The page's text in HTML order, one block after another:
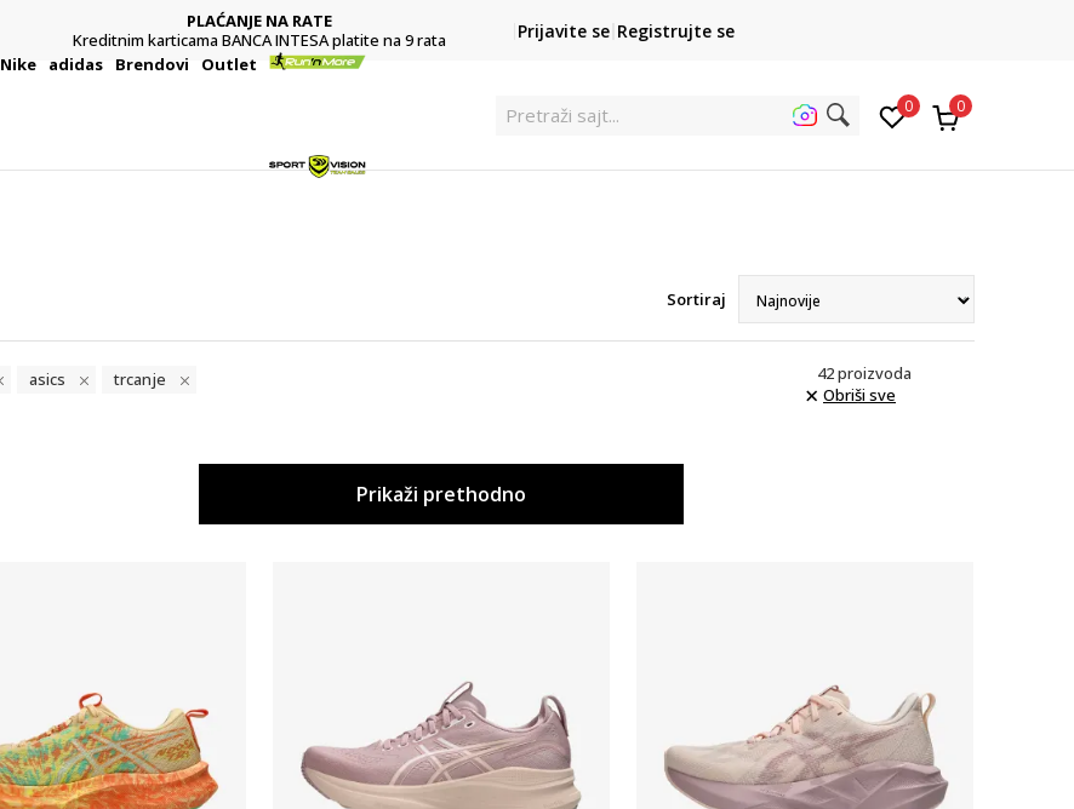
PLAĆANJE NA RATE
Kreditnim karticama BANCA INTESA platite na 9 rata
POZOVITE NAS
011 422 1422
Prijavite se Registrujte se
Nike adidas Brendovi Outlet
Pretraž 0 0
Sortiraj
asics trcanje 42proizvoda
Obriši sve
Prikaži prethodno
Uporedi Uporedi Uporedi